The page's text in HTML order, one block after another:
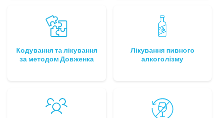
Кодування та лікування
за методом Довженка
Лікування пивного
алкоголізму